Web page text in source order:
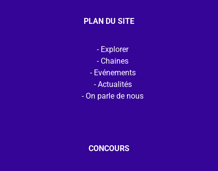
PLAN DU SITE
Explorer
Chaines
Evénements
Actualités
On parle de nous
CONCOURS